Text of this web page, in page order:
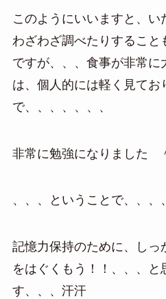
このようにいいますと、い
わざわざ調べたりすること
ですが、、、食事が非常に
は、個人的には軽く見てお
で、、、、、、、
非常に勉強になりました
、、、ということで、、、
記憶力保持のために、しっ
をはぐくもう！！、、、と
す、、、汗汗